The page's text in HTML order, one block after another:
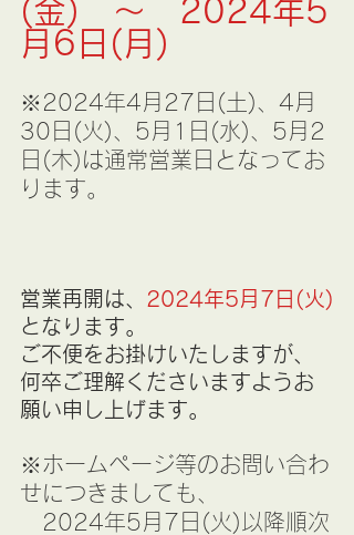
(金)　～　2024年5
月6日(月)
※2024年4月27日(土)、4月
30日(火)、5月1日(水)、5月2
日(木)は通常営業日となってお
ります。
営業再開は、
2024年5月7日(火)
となります。
ご不便をお掛けいたしますが、
何卒ご理解くださいますようお
願い申し上げます。
※ホームページ等のお問い合わ
せにつきましても、
2024年5月7日(火)以降順次